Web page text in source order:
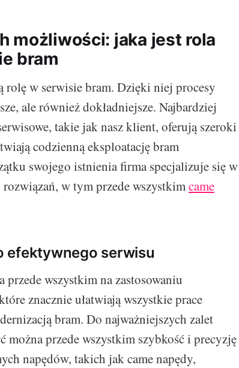
możliwości: jaka jest rola
bram
rolę w serwisie bram. Dzięki niej procesy
ale również dokładniejsze. Najbardziej
takie jak nasz klient, oferują szeroki
codzienną eksploatację bram
swojego istnienia firma specjalizuje się w
w tym przede wszystkimcame
efektywnego serwisu
wszystkim na zastosowaniu
znacznie ułatwiają wszystkie prace
bram. Do najważniejszych zalet
można przede wszystkim szybkość i precyzję
napędów, takich jak came napędy,